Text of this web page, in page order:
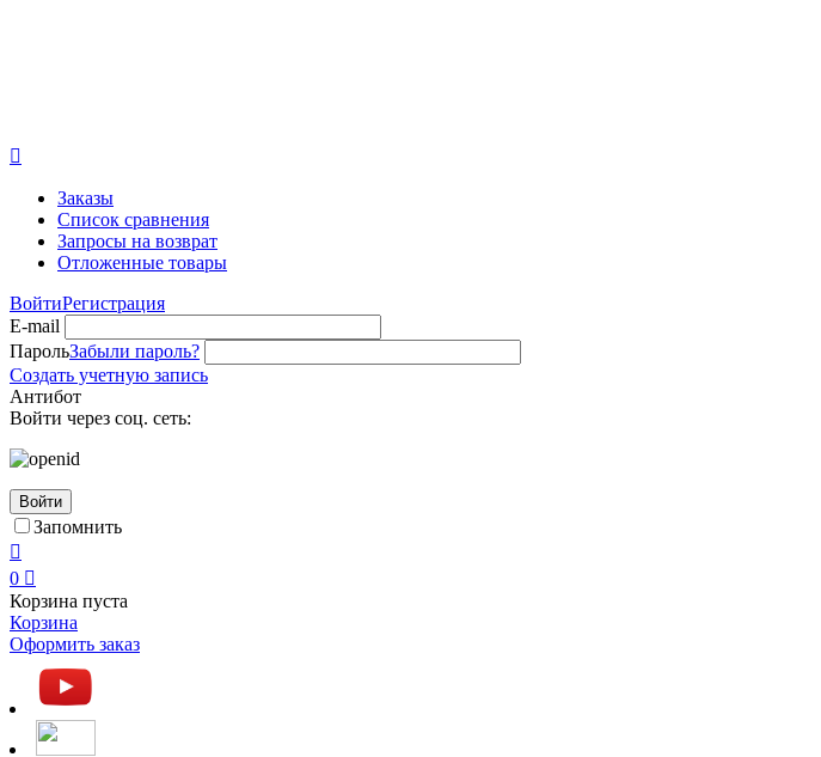

Заказы
Список сравнения
Запросы на возврат
Отложенные товары
ВойтиРегистрация
E-mail
ПарольЗабыли пароль?
Создать учетную запись
Антибот
Войти через соц. сеть:
Войти
Запомнить

0 
Корзина пуста
Корзина
Оформить заказ